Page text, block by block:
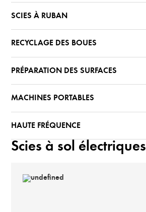
SCIES À RUBAN
RECYCLAGE DES BOUES
PRÉPARATION DES SURFACES
MACHINES PORTABLES
HAUTE FRÉQUENCE
Scies à sol électriques